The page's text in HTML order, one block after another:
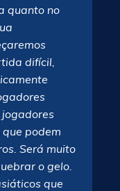
quanto no
difícil,
podem
Será muito
o gelo.
que